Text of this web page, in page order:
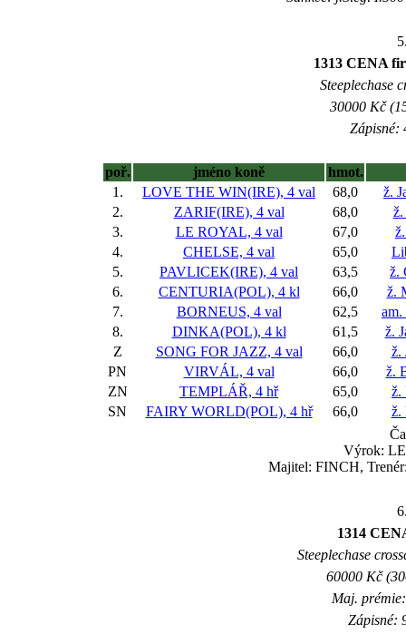
1313 CENA
Steeplechase
30000 Kč
Zápisné:
poř. jméno koně
hmot.
1.
LOVE THE WIN(IRE), 4 val 68,0
ž.
2.
ZARIF(IRE), 4 val 68,0
ž.
3.
LE ROYAL, 4 val 67,0
4.
CHELSE, 4 val 65,0
5.
PAVLICEK(IRE), 4 val 63,5
ž.
6.
CENTURIA(POL), 4 kl 66,0
ž.
7.
BORNEUS, 4 val 62,5
8.
DINKA(POL), 4 kl 61,5
ž.
Z
SONG FOR JAZZ, 4 val 66,0
ž.
PN
VIRVÁL, 4 val 66,0
ž.
ZN
TEMPLÁŘ, 4 hř 65,0
ž.
SN
FAIRY WORLD(POL), 4 hř 66,0
ž.
Výrok:
Majitel: FINCH,
1314
Steeplechase
60000 Kč
Maj.
Zápisné: